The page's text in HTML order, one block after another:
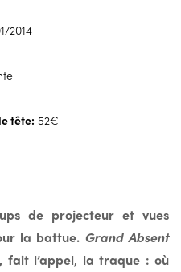
2014
tête: 52€
de projecteur et vues
la battue. Grand Absent
fait l’appel, la traque : où